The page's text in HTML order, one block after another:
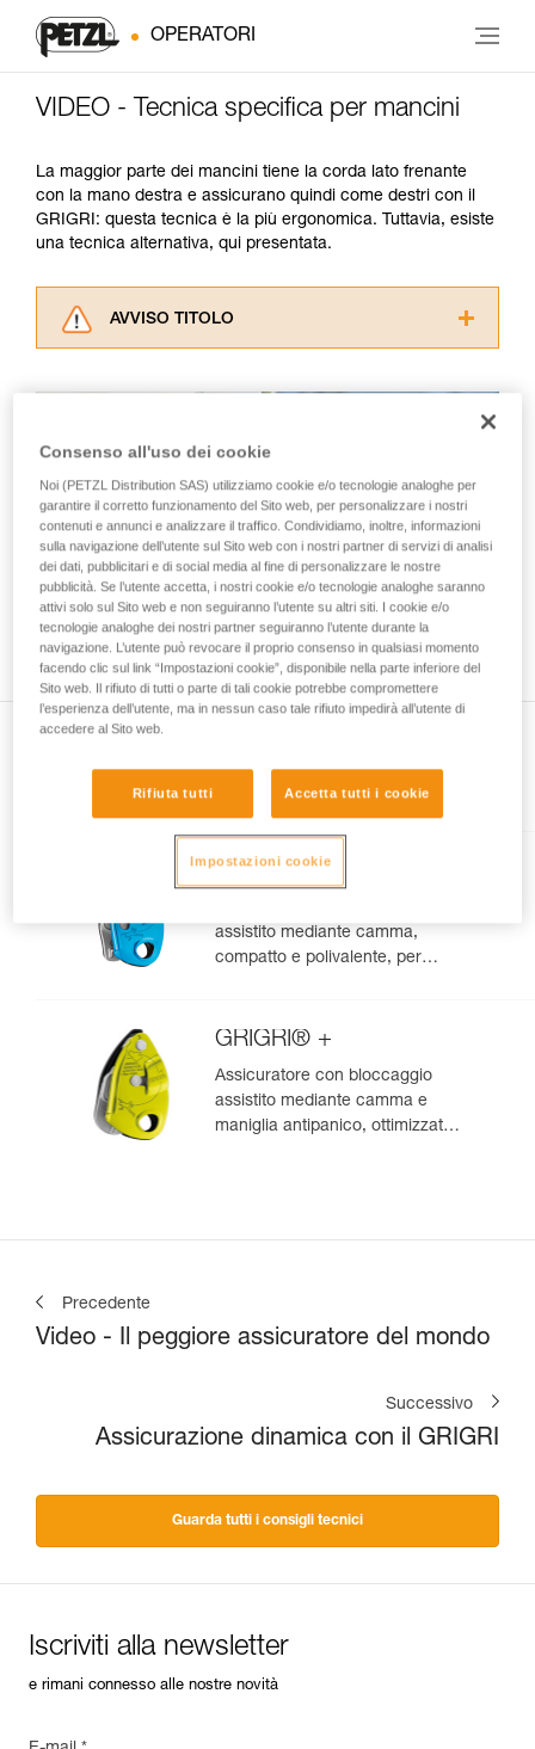
OPERATORI
VIDEO - Tecnica specifica per mancini
La maggior parte dei mancini tiene la corda lato frenante
con la mano destra e assicurano quindi come destri con il
GRIGRI: questa tecnica è la più ergonomica. Tuttavia, esiste
una tecnica alternativa, qui presentata.
AVVISO TITOLO
capire queste ulteriori informazioni.
La padronanza di queste tecniche richiede una
formazione ed un addestramento specifico.
Verificate con un professionista la vostra
capacità di rifare la manovra, da soli, in piena
sicurezza, prima di riprodurla autonomamente.
Forniamo esempi di tecniche relative alla vostra
attività. Ne possono esistere altre che non
vengono qui descritte.
Presente nell'articolo
GRIGRI®
assistito mediante camma,
compatto e polivalente, per
GRIGRI® +
Assicuratore con bloccaggio
assistito mediante camma e
maniglia antipanico, ottimizzato
Precedente
Video - Il peggiore assicuratore del mondo
Successivo
Assicurazione dinamica con il GRIGRI
Guarda tutti i consigli tecnici
Iscriviti alla newsletter
e rimani connesso alle nostre novità
Consenso all'uso dei cookie
Noi (PETZL Distribution SAS) utilizziamo cookie e/o tecnologie analoghe per
garantire il corretto funzionamento del Sito web, per personalizzare i nostri
contenuti e annunci e analizzare il traffico. Condividiamo, inoltre, informazioni
sulla navigazione dell’utente sul Sito web con i nostri partner di servizi di analisi
dei dati, pubblicitari e di social media al fine di personalizzare le nostre
pubblicità. Se l’utente accetta, i nostri cookie e/o tecnologie analoghe saranno
attivi solo sul Sito web e non seguiranno l’utente su altri siti. I cookie e/o
tecnologie analoghe dei nostri partner seguiranno l’utente durante la
navigazione. L’utente può revocare il proprio consenso in qualsiasi momento
facendo clic sul link “Impostazioni cookie”, disponibile nella parte inferiore del
Sito web. Il rifiuto di tutti o parte di tali cookie potrebbe compromettere
l’esperienza dell’utente, ma in nessun caso tale rifiuto impedirà all’utente di
accedere al Sito web.
Rifiuta tutti Accetta tutti i cookie
Impostazioni cookie